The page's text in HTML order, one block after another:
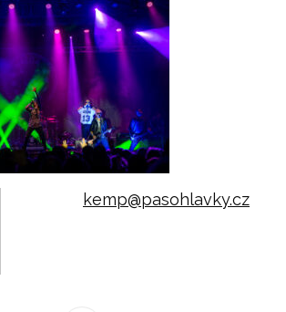
kemp@pasohlavky.cz